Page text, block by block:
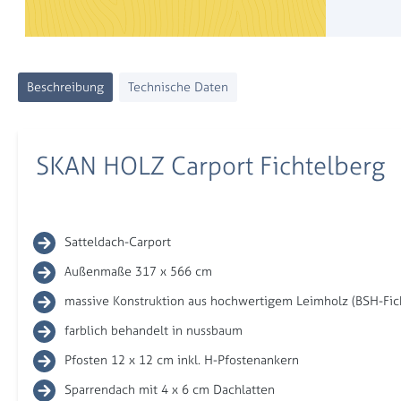
Beschreibung Technische Daten
SKAN HOLZ Carport Fichtelberg
Satteldach-Carport
Außenmaße 317 x 566 cm
massive Konstruktion aus hochwertigem Leimholz (BSH-
farblich behandelt in nussbaum
Pfosten 12 x 12 cm inkl. H-Pfostenankern
Sparrendach mit 4 x 6 cm Dachlatten